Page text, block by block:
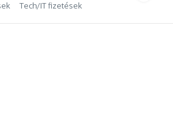
Tech/IT fizetések